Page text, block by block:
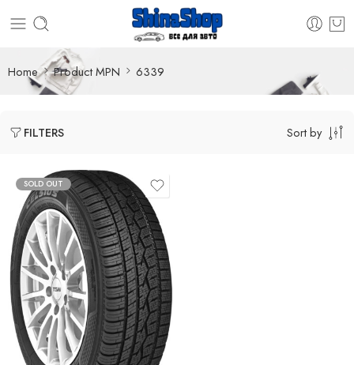
Home Product MPN 6339
FILTERS Sort by
SOLD OUT